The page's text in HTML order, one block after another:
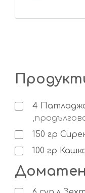
4
150 гр
100 гр